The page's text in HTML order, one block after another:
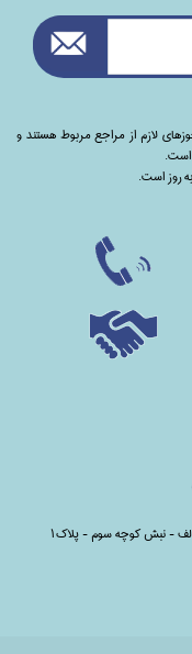
لازم از مراجع مربوط هستند ‌و‌‌
است.
روز است.
الف - نبش کوچه سوم - پلاک1